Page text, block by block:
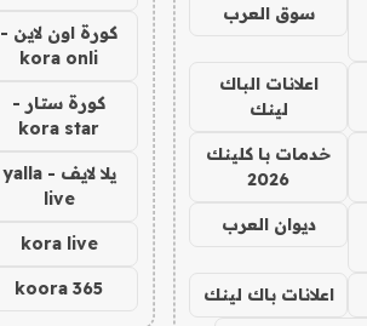
سوق العرب
اعلانات الباك
لينك
خدمات با كلينك
2026
ديوان العرب
اعلانات باك لينك
كورة اون لاين -
kora onli
كورة ستار -
kora star
يلا لايف - yalla
live
kora live
koora 365